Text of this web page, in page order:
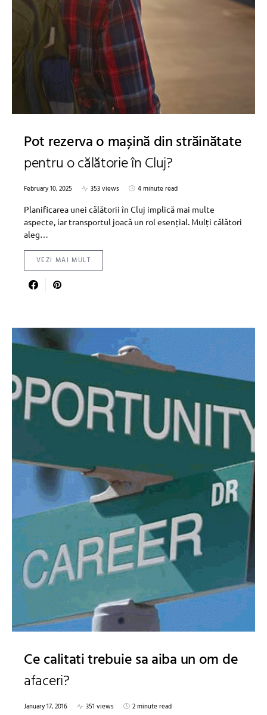
Pot rezerva o mașină din străinătate
pentru o călătorie în Cluj?
February 10, 2025 353 views
4 minute read
Planificarea unei călătorii în Cluj implică mai multe
aspecte, iar transportul joacă un rol esențial. Mulți călători
aleg…
VEZI MAI MULT
Ce calitati trebuie sa aiba un om de
afaceri?
January 17, 2016 351 views 2 minute read